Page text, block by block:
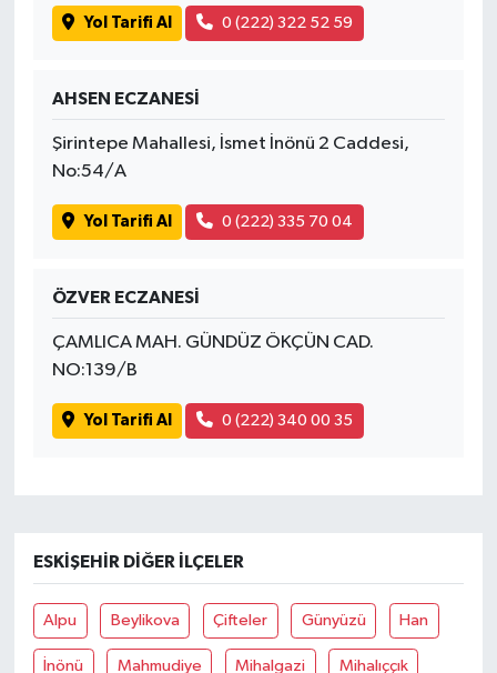
Yol Tarifi Al 0 (222) 322 52 59
AHSEN ECZANESİ
Şirintepe Mahallesi, İsmet İnönü 2 Caddesi,
No:54/A
Yol Tarifi Al 0 (222) 335 70 04
ÖZVER ECZANESİ
ÇAMLICA MAH. GÜNDÜZ ÖKÇÜN CAD.
NO:139/B
Yol Tarifi Al 0 (222) 340 00 35
ESKIŞEHIR DIĞER İLÇELER
Alpu Beylikova Çifteler Günyüzü Han
İnönü Mahmudiye Mihalgazi Mihalıççık